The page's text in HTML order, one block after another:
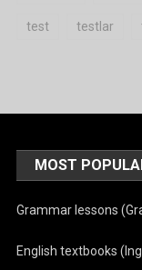
test testlar
MOST
Grammar lessons
English textbooks